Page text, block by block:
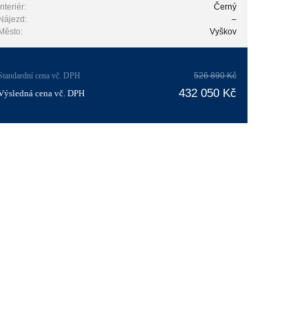
Interiér:
Černý
Nájezd:
–
Město:
Vyškov
cena vč. DPH 526 890 Kč
cena vč. DPH 432 050 Kč